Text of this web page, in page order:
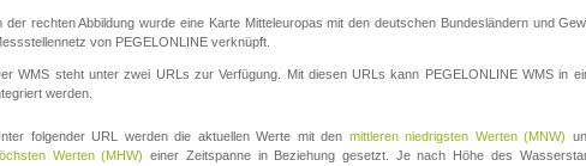
der rechten Abbildung wurde eine Karte Mitteleuropas mit den deutschen Bundesländern und
von PEGELONLINE verknüpft.
WMS steht unter zwei URLs zur Verfügung. Mit diesen URLs kann PEGELONLINE WMS in
werden.
folgender URL werden die aktuellen Werte mit den mittleren niedrigsten Werten (MNW)
Werten (MHW) einer Zeitspanne in Beziehung gesetzt. Je nach Höhe des